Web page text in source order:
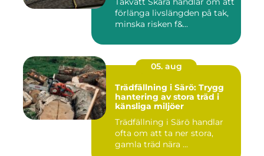
förlänga livslängden på tak,
minska risken f&...
05. aug
Trädfällning i Särö: Trygg
hantering av stora träd i
känsliga miljöer
Trädfällning i Särö handlar
ofta om att ta ner stora,
gamla träd nära ...